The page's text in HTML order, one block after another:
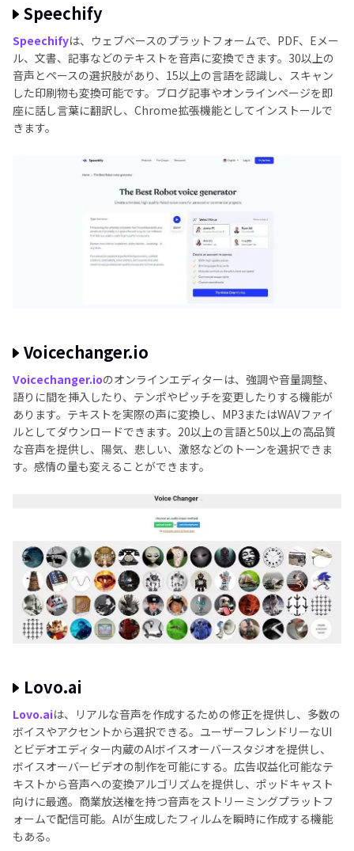
Speechify
Speechifyは、ウェブベースのプラットフォームで、PDF、Eメー
ル、文書、記事などのテキストを音声に変換できます。30以上の
音声とペースの選択肢があり、15以上の言語を認識し、スキャン
した印刷物も変換可能です。ブログ記事やオンラインページを即
座に話し言葉に翻訳し、Chrome拡張機能としてインストールで
きます。
Voicechanger.io
Voicechanger.ioのオンラインエディターは、強調や音量調整、
語りに間を挿入したり、テンポやピッチを変更したりする機能が
あります。テキストを実際の声に変換し、MP3またはWAVファイ
ルとしてダウンロードできます。20以上の言語と50以上の高品質
な音声を提供し、陽気、悲しい、激怒などのトーンを選択できま
す。感情の量も変えることができます。
Lovo.ai
Lovo.aiは、リアルな音声を作成するための修正を提供し、多数の
ボイスやアクセントから選択できる。ユーザーフレンドリーなUI
とビデオエディター内蔵のAIボイスオーバースタジオを提供し、
ボイスオーバービデオの制作を可能にする。広告収益化可能なテ
キストから音声への変換アルゴリズムを提供し、ポッドキャスト
向けに最適。商業放送権を持つ音声をストリーミングプラットフ
ォームで配信可能。AIが生成したフィルムを瞬時に作成する機能
もある。